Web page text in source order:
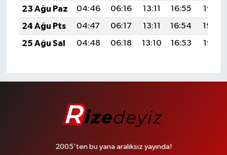
23 Ağu Paz
04:46 06:16 13:11 16:55
19:56
24 Ağu Pts
04:47 06:17 13:11 16:54
19:54
25 Ağu Sal
04:48 06:18 13:10 16:53 19:53
2005'ten bu yana aralıksız yayında!